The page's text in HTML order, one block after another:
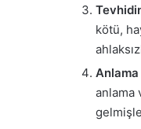
kötü,
Anlama
anlama